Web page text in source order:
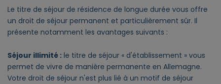
Le titre de séjour de résidence de longue durée vous offre
un droit de séjour permanent et particulièrement sûr. Il
présente notamment les avantages suivants :
Séjour illimité : le titre de séjour « d'établissement » vous
permet de vivre de manière permanente en Allemagne.
Votre droit de séjour n'est plus lié à un motif de séjour